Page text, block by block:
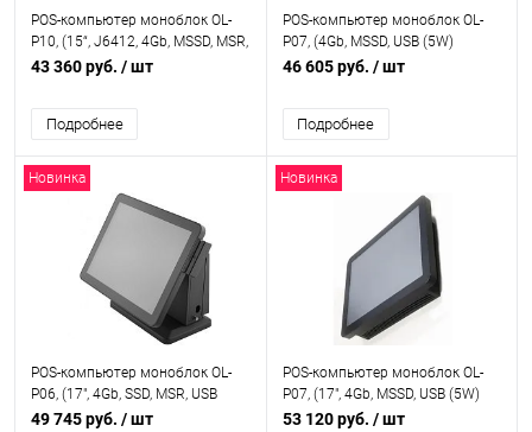
POS-компьютер моноблок OL-
P10, (15“, J6412, 4Gb, MSSD, MSR,
PCT, new stand), OL-P10 new
43 360 руб. / шт
Подробнее
POS-компьютер моноблок OL-
P07, (4Gb, MSSD, USB (5W)
TrueFlat, LED, J3455/2xCOM), OL-
46 605 руб. / шт
Подробнее
Новинка
POS-компьютер моноблок OL-
P06, (17", 4Gb, SSD, MSR, USB
(5W) TrueFlat, LED,
49 745 руб. / шт
Новинка
POS-компьютер моноблок OL-
P07, (17", 4Gb, MSSD, USB (5W)
TrueFlat, LED, J3455/2xCOM), OL-
53 120 руб. / шт